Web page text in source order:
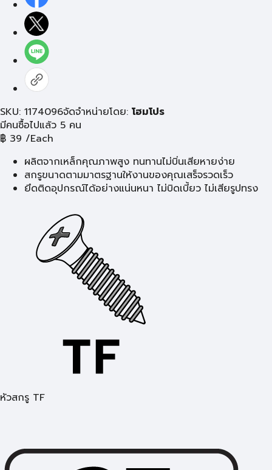
SKU: 1174096จัดจำหน่ายโดย: โฮมโปร
มีคนซื้อไปแล้ว 5 คน
฿ 39 /Each
ผลิตจากเหล็กคุณภาพสูง ทนทานไม่บิ่นเสียหายง่าย
สกรูขนาดตามมาตรฐานให้งานของคุณเสร็จรวดเร็ว
ยึดติดอุปกรณ์ได้อย่างแน่นหนา ไม่บิดเบี้ยว ไม่เสียรูปทรง
หัวสกรู TF